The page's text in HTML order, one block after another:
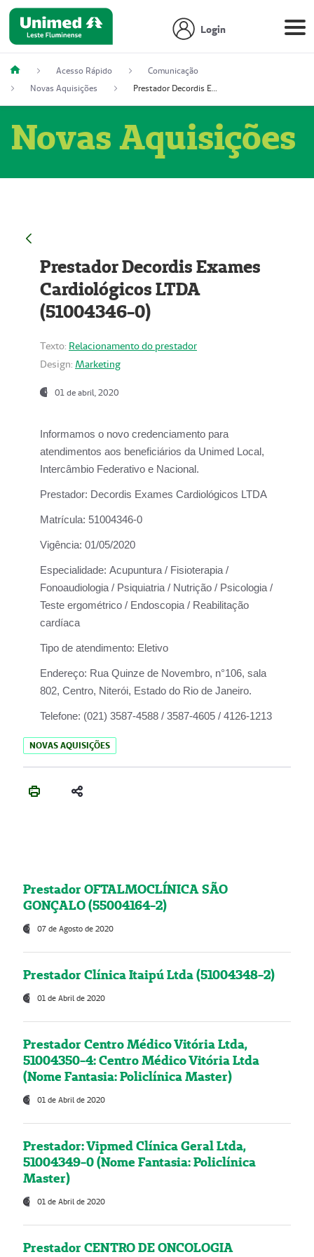
Login
Acesso Rápido
Comunicação
Novas Aquisições
Prestador Decordis Exames Cardiológicos LTDA (51004346-0)
Novas Aquisições
Prestador Decordis Exames
Cardiológicos LTDA
(51004346-0)
Texto: Relacionamento do prestador
Design: Marketing
01 de abril, 2020
Informamos o novo credenciamento para
atendimentos aos beneficiários da Unimed Local,
Intercâmbio Federativo e Nacional.
Prestador: Decordis Exames Cardiológicos LTDA
Matrícula: 51004346-0
Vigência: 01/05/2020
Especialidade: Acupuntura / Fisioterapia /
Fonoaudiologia / Psiquiatria / Nutrição / Psicologia /
Teste ergométrico / Endoscopia / Reabilitação
cardíaca
Tipo de atendimento: Eletivo
Endereço: Rua Quinze de Novembro, n°106, sala
802, Centro, Niterói, Estado do Rio de Janeiro.
Telefone: (021) 3587-4588 / 3587-4605 / 4126-1213
NOVAS AQUISIÇÕES
Prestador OFTALMOCLÍNICA SÃO
GONÇALO (55004164-2)
07 de Agosto de 2020
Prestador Clínica Itaipú Ltda (51004348-2)
01 de Abril de 2020
Prestador Centro Médico Vitória Ltda,
51004350-4: Centro Médico Vitória Ltda
(Nome Fantasia: Policlínica Master)
01 de Abril de 2020
Prestador: Vipmed Clínica Geral Ltda,
51004349-0 (Nome Fantasia: Policlínica
Master)
01 de Abril de 2020
Prestador CENTRO DE ONCOLOGIA